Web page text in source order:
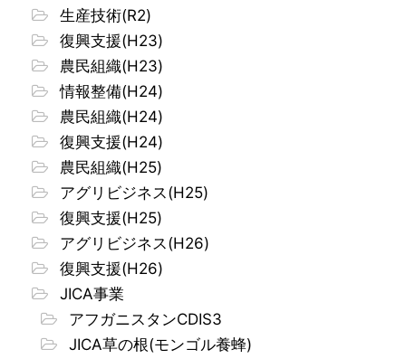
生産技術(R2)
復興支援(H23)
農民組織(H23)
情報整備(H24)
農民組織(H24)
復興支援(H24)
農民組織(H25)
アグリビジネス(H25)
復興支援(H25)
アグリビジネス(H26)
復興支援(H26)
JICA事業
アフガニスタンCDIS3
JICA草の根(モンゴル養蜂)